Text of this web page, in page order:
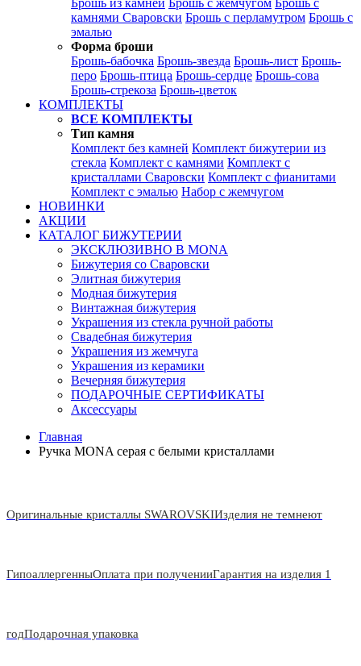
Брошь из камней Брошь с жемчугом Брошь с
камнями Сваровски Брошь с перламутром Брошь с
эмалью
Форма броши
Брошь-бабочка Брошь-звезда Брошь-лист Брошь-
перо Брошь-птица Брошь-сердце Брошь-сова
Брошь-стрекоза Брошь-цветок
КОМПЛЕКТЫ
ВСЕ КОМПЛЕКТЫ
Тип камня
Комплект без камней Комплект бижутерии из
стекла Комплект с камнями Комплект с
кристаллами Сваровски Комплект с фианитами
Комплект с эмалью Набор с жемчугом
НОВИНКИ
АКЦИИ
КАТАЛОГ БИЖУТЕРИИ
ЭКСКЛЮЗИВНО В MONA
Бижутерия со Сваровски
Элитная бижутерия
Модная бижутерия
Винтажная бижутерия
Украшения из стекла ручной работы
Свадебная бижутерия
Украшения из жемчуга
Украшения из керамики
Вечерняя бижутерия
ПОДАРОЧНЫЕ СЕРТИФИКАТЫ
Аксессуары
Главная
Ручка MONA серая с белыми кристаллами
Оригинальные кристаллы SWAROVSKIИзделия не темнеют
ГипоаллергенныОплата при полученииГарантия на изделия 1
годПодарочная упаковка